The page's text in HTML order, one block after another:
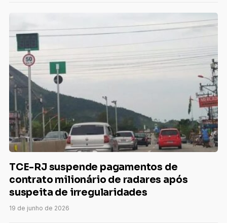
TCE-RJ suspende pagamentos de
contrato milionário de radares após
suspeita de irregularidades
19 de junho de 2026